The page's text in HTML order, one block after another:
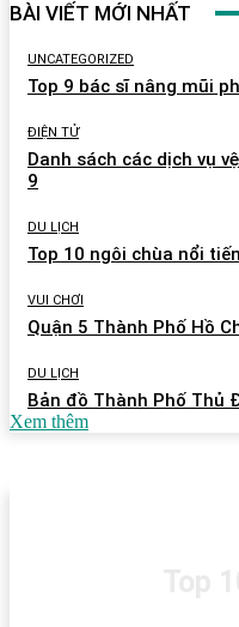
BÀI VIẾT MỚI NHẤT
UNCATEGORIZED
Top 9 bác sĩ nâng mũi
ĐIỆN TỬ
Danh sách các dịch vụ
9
DU LỊCH
Top 10 ngôi chùa nổi
VUI CHƠI
Quận 5 Thành Phố Hồ
DU LỊCH
Bản đồ Thành Phố Thủ
Xem thêm